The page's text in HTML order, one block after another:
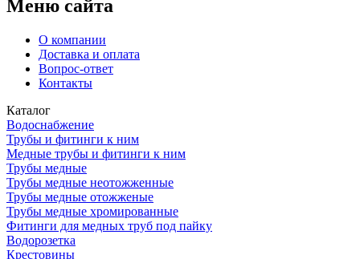
Меню сайта
О компании
Доставка и оплата
Вопрос-ответ
Контакты
Каталог
Водоснабжение
Трубы и фитинги к ним
Медные трубы и фитинги к ним
Трубы медные
Трубы медные неотожженные
Трубы медные отожженые
Трубы медные хромированные
Фитинги для медных труб под пайку
Водорозетка
Крестовины